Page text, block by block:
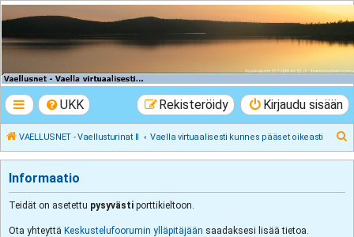
VAELLUSNET -
Vaellusturinat II
UKK Kirjaudu sisään
Rekisteröidy
VAELLUSNET - Vaellusturinat II Vaella virtuaalisesti kunnes pääset oikeasti
Informaatio
Teidät on asetettu pysyvästi porttikieltoon.
Ota yhteyttä Keskustelufoorumin ylläpitäjään saadaksesi lisää tietoa.